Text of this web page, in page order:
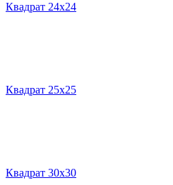
Квадрат 24х24
Квадрат 25х25
Квадрат 30х30